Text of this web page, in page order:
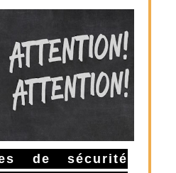
de sécurité